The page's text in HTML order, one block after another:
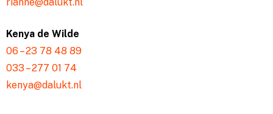
Kenya de Wilde
06 – 23 78 48 89
033 – 277 01 74
kenya@dalukt.nl